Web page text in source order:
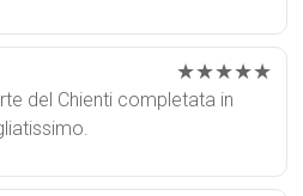
★★★★★
del Chienti completata in